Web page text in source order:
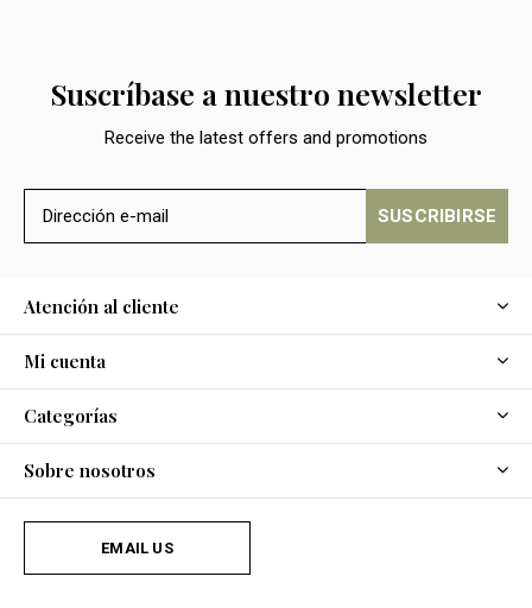
Suscríbase a nuestro newsletter
Receive the latest offers and promotions
SUSCRIBIRSE
Atención al cliente
Mi cuenta
Categorías
Sobre nosotros
EMAIL US